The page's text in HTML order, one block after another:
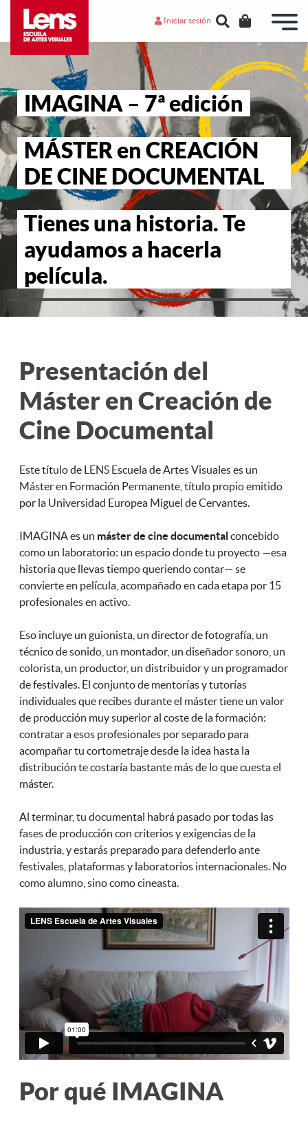
Iniciar sesión
IMAGINA – 7ª edición
MÁSTER en CREACIÓN
DE CINE DOCUMENTAL
Tienes una historia. Te
ayudamos a hacerla
película.
Presentación del
Máster en Creación de
Cine Documental
Este título de LENS Escuela de Artes Visuales es un
Máster en Formación Permanente, título propio emitido
por la Universidad Europea Miguel de Cervantes.
IMAGINA es un máster de cine documentalconcebido
como un laboratorio: un espacio donde tu proyecto —esa
historia que llevas tiempo queriendo contar— se
convierte en película, acompañado en cada etapa por 15
profesionales en activo.
Eso incluye un guionista, un director de fotografía, un
técnico de sonido, un montador, un diseñador sonoro, un
colorista, un productor, un distribuidor y un programador
de festivales. El conjunto de mentorías y tutorías
individuales que recibes durante el máster tiene un valor
de producción muy superior al coste de la formación:
contratar a esos profesionales por separado para
acompañar tu cortometraje desde la idea hasta la
distribución te costaría bastante más de lo que cuesta el
máster.
Al terminar, tu documental habrá pasado por todas las
fases de producción con criterios y exigencias de la
industria, y estarás preparado para defenderlo ante
festivales, plataformas y laboratorios internacionales. No
como alumno, sino como cineasta.
Por qué IMAGINA